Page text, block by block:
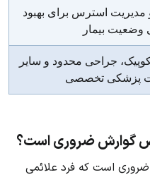
مدیریت استرس برای بهبود
وضعیت بیمار
جراحی محدود و سایر
پزشکی تخصصی
گوارش ضروری است؟
است که فرد علائمی